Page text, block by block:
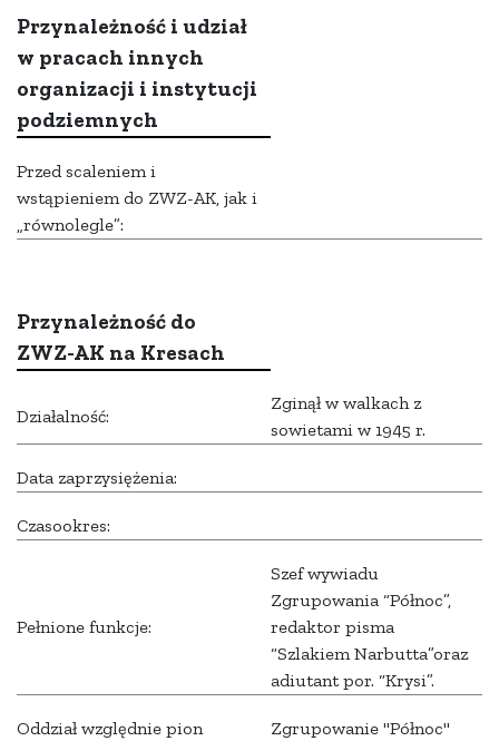
Przynależność i udział
w pracach innych
organizacji i instytucji
podziemnych
Przed scaleniem i
wstąpieniem do ZWZ-AK, jak i
„równolegle”:
Przynależność do
ZWZ-AK na Kresach
Działalność:
Zginął w walkach z
sowietami w 1945 r.
Data zaprzysiężenia:
Czasookres:
Pełnione funkcje:
Szef wywiadu
Zgrupowania “Północ”,
redaktor pisma
“Szlakiem Narbutta”oraz
adiutant por. “Krysi”.
Oddział względnie pion
Zgrupowanie "Północ"